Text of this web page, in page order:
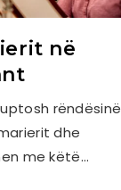
në
rëndësinë
dhe
me këtë…